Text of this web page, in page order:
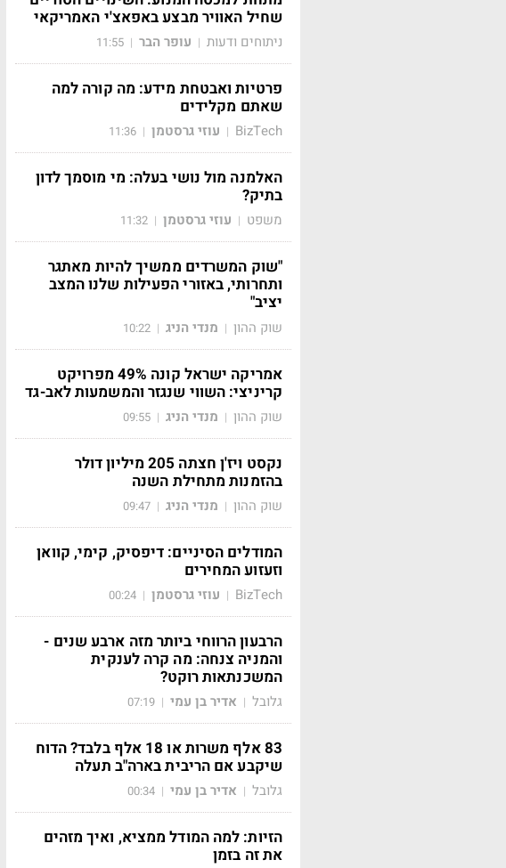
שחיל האוויר מבצע באפאצ'י האמריקאי
ניתוחים ודעות | עופר הבר |
11:55
פרטיות ואבטחת מידע: מה קורה למה
שאתם מקלידים
BizTech
| עוזי גרסטמן |
11:36
האלמנה מול נושי בעלה: מי מוסמך לדון
בתיק?
משפט | עוזי גרסטמן |
11:32
"שוק המשרדים ממשיך להיות מאתגר
ותחרותי, באזורי הפעילות שלנו המצב
יציב"
שוק ההון | מנדי הניג |
10:22
אמריקה ישראל קונה 49% מפרויקט
קריניצי: השווי שנגזר והמשמעות לאב-גד
שוק ההון | מנדי הניג |
09:55
נקסט ויז'ן חצתה 205 מיליון דולר
בהזמנות מתחילת השנה
שוק ההון | מנדי הניג |
09:47
המודלים הסיניים: דיפסיק, קימי, קוואן
וזעזוע המחירים
BizTech
| עוזי גרסטמן |
00:24
הרבעון הרווחי ביותר מזה ארבע שנים -
והמניה צנחה: מה קרה לענקית
המשכנתאות רוקט?
גלובל | אדיר בן עמי |
07:19
83 אלף משרות או 18 אלף בלבד? הדוח
שיקבע אם הריבית בארה"ב תעלה
גלובל | אדיר בן עמי |
00:34
הזיות: למה המודל ממציא, ואיך מזהים
את זה בזמן